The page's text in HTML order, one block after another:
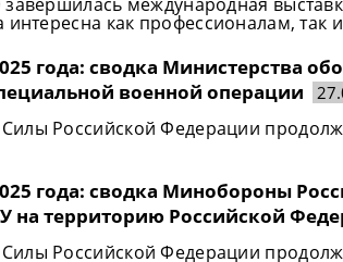
интересна как профессионалам, так
года: сводка Министерства
военной операции
Российской Федерации
года: сводка Минобороны
на территорию Российской
Российской Федерации